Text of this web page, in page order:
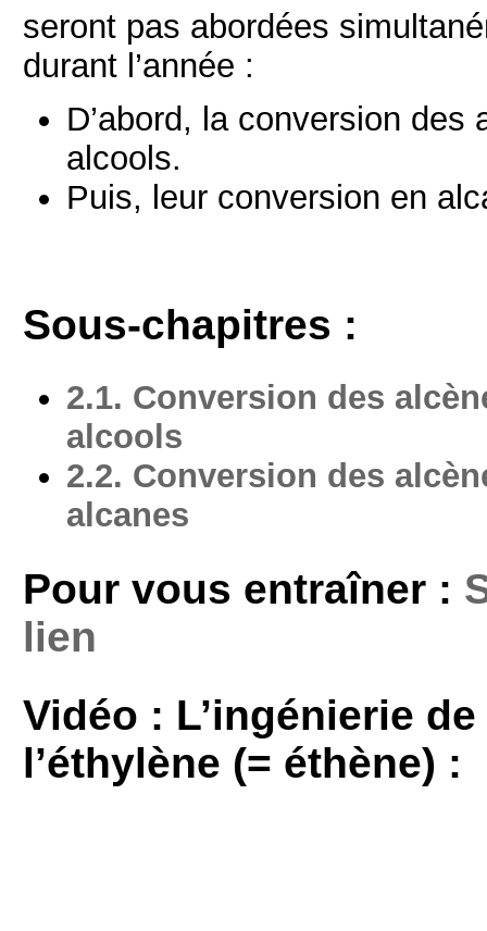
seront pas abordées
durant l’année :
D’abord, la conversion des
alcools.
Puis, leur conversion en
Sous-chapitres :
2.1. Conversion des
alcools
2.2. Conversion des
alcanes
Pour vous entraîner :
lien
Vidéo : L’ingénierie de
l’éthylène (= éthène) :